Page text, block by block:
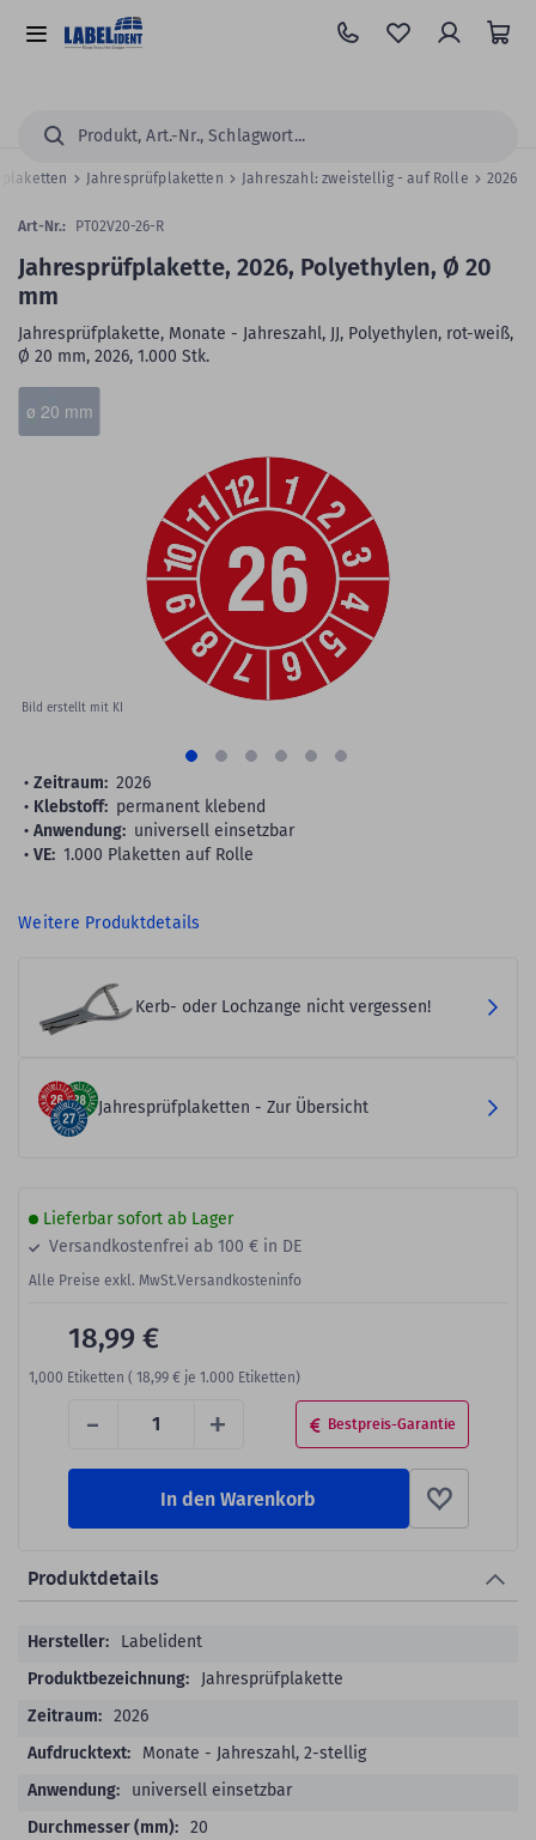
Hauptinhalt
springen
Alle
Suchen...
Jahresprüfplaketten Jahreszahl: zweistellig - auf Rolle 2026
Ende
der
ø 20 mm
Bild erstellt mit KI
to
the
Jahresprüfplakette, 2026, Polyethylen, Ø 20
mm
Jahresprüfplakette, Monate - Jahreszahl, JJ, Polyethylen, rot-weiß,
Ø 20 mm, 2026, 1.000 Stk.
Art-Nr.: PT02V20-26-R
Zeitraum: 2026
Klebstoff: permanent klebend
Anwendung: universell einsetzbar
VE: 1.000 Plaketten auf Rolle
Weitere Produktdetails
Kerb- oder Lochzange nicht vergessen!
Jahresprüfplaketten - Zur Übersicht
Lieferbar sofort ab Lager
Versandkostenfrei ab 100 € in DE
Alle Preise exkl. MwSt.Versandkosteninfo
- + Bestpreis-Garantie
18,99 €
1,000 Etiketten ( 18,99 € je 1.000 Etiketten)
In den Warenkorb
Produktdetails
ProduktdetailsLabelident
Jahresprüfplakette
2026
Monate - Jahreszahl, 2-stellig
universell einsetzbar
20